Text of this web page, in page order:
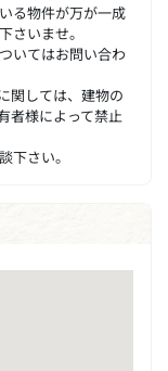
る物件が万が一成
さいませ。
いてはお問い合わ
関しては、建物の
者様によって禁止
下さい。